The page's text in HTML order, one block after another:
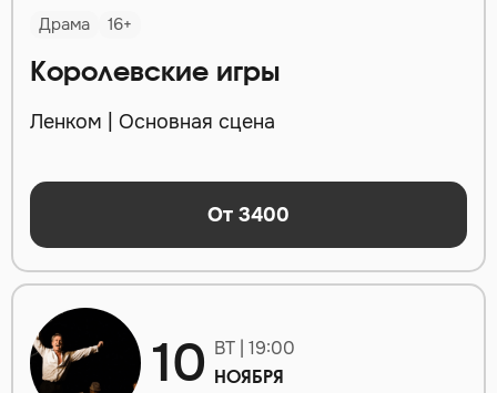
Драма 16+
Королевские игры
Ленком | Основная сцена
От 3400
10 ВТ | 19:00
НОЯБРЯ